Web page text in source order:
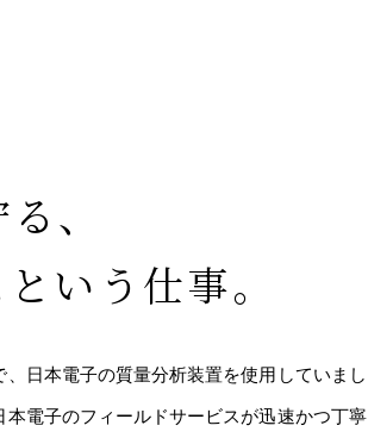
、
いう仕事。
日本電子の質量分析装置を使用していまし
電子のフィールドサービスが迅速かつ丁寧